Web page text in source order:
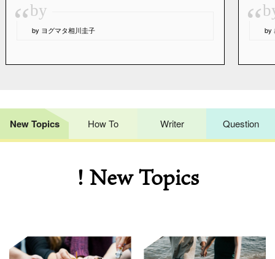
“by
by ヨグマタ相川圭子 “ by
New Topics How To Writer Question
! New Topics